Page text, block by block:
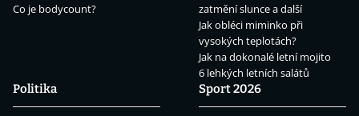
Co je bodycount?
zatmění slunce a další
Jak obléci miminko při
vysokých teplotách?
Jak na dokonalé letní mojito
6 lehkých letních salátů
Politika
Sport 2026